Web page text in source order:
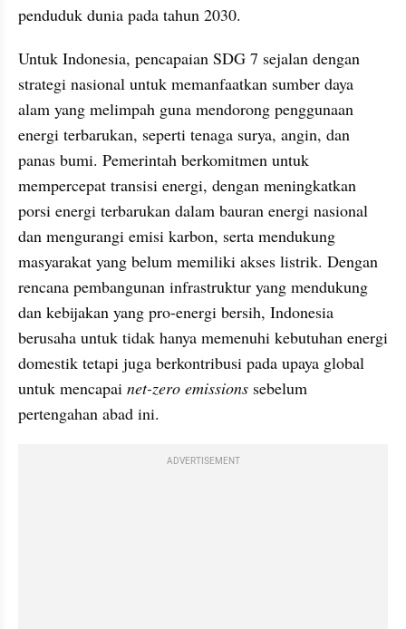
penduduk dunia pada tahun 2030.
Untuk Indonesia, pencapaian SDG 7 sejalan dengan
strategi nasional untuk memanfaatkan sumber daya
alam yang melimpah guna mendorong penggunaan
energi terbarukan, seperti tenaga surya, angin, dan
panas bumi. Pemerintah berkomitmen untuk
mempercepat transisi energi, dengan meningkatkan
porsi energi terbarukan dalam bauran energi nasional
dan mengurangi emisi karbon, serta mendukung
masyarakat yang belum memiliki akses listrik. Dengan
rencana pembangunan infrastruktur yang mendukung
dan kebijakan yang pro-energi bersih, Indonesia
berusaha untuk tidak hanya memenuhi kebutuhan energi
domestik tetapi juga berkontribusi pada upaya global
untuk mencapai net-zero emissions sebelum
pertengahan abad ini.
ADVERTISEMENT